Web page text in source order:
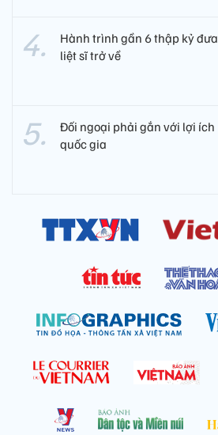
Hành trình gần 6 thập kỷ đưa
liệt sĩ trở về
Đối ngoại phải gắn với lợi ích
quốc gia